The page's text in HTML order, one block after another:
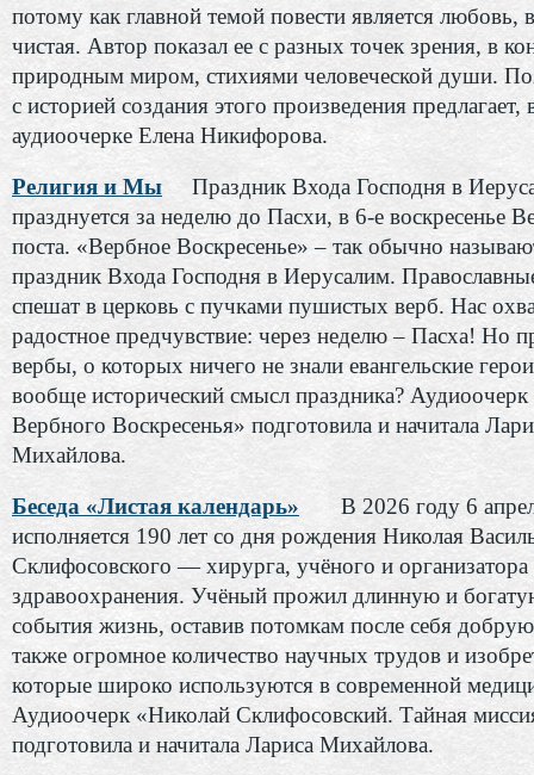
потому как главной темой повести является любовь,
чистая. Автор показал ее с разных точек зрения, в
природным миром, стихиями человеческой души.
с историей создания этого произведения предлагает,
аудиоочерке Елена Никифорова.
Религия и Мы
Праздник Входа Господня в
празднуется за неделю до Пасхи, в 6-е воскресенье
поста. «Вербное Воскресенье» – так обычно
праздник Входа Господня в Иерусалим.
спешат в церковь с пучками пушистых верб. Нас
радостное предчувствие: через неделю – Пасха! Но
вербы, о которых ничего не знали евангельские
вообще исторический смысл праздника?
Вербного Воскресенья» подготовила и начитала
Михайлова.
Беседа «Листая календарь» В 2026 году 6
исполняется 190 лет со дня рождения Николая
Склифосовского — хирурга, учёного и организатора
здравоохранения. Учёный прожил длинную и
события жизнь, оставив потомкам после себя
также огромное количество научных трудов и
которые широко используются в современной
Аудиоочерк «Николай Склифосовский. Тайная
подготовила и начитала Лариса Михайлова.